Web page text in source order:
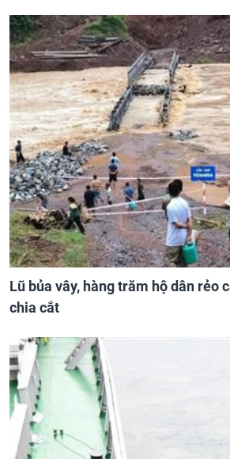
Lũ bủa vây, hàng trăm hộ dân rẻo
chia cắt